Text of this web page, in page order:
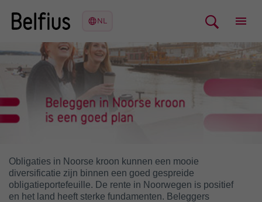
Obligaties in Noorse kroon kunnen een mooie
diversificatie zijn binnen een goed gespreide
obligatieportefeuille. De rente in Noorwegen is positief
en het land heeft sterke fundamenten. Beleggers